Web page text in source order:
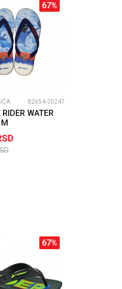
67%
82654-20247
WATER
67%